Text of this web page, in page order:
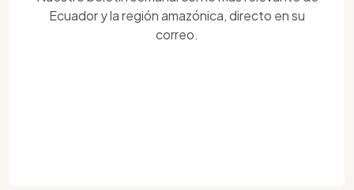
Ecuador y la región amazónica, directo en su
correo.